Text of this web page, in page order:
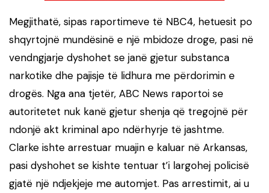
Megjithatë, sipas raportimeve të NBC4, hetuesit po
shqyrtojnë mundësinë e një mbidoze droge, pasi në
vendngjarje dyshohet se janë gjetur substanca
narkotike dhe pajisje të lidhura me përdorimin e
drogës. Nga ana tjetër, ABC News raportoi se
autoritetet nuk kanë gjetur shenja që tregojnë për
ndonjë akt kriminal apo ndërhyrje të jashtme.
Clarke ishte arrestuar muajin e kaluar në Arkansas,
pasi dyshohet se kishte tentuar t’i largohej policisë
gjatë një ndjekjeje me automjet. Pas arrestimit, ai u